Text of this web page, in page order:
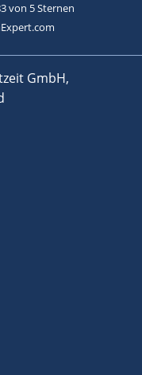
von 5Sternen
GmbH,